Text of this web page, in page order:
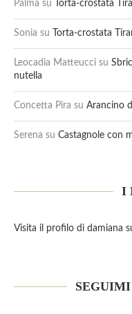
Palma su Torta-crostata
Sonia su Torta-crostata
Leocadia Matteucci su
nutella
Concetta Pira su Arancino
Serena su Castagnole con
I
Visita il profilo di damiana